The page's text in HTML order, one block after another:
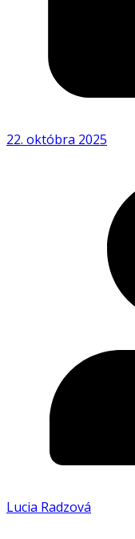
22. októbra 2025
Lucia Radzová